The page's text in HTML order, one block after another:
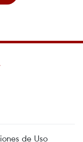
de Uso